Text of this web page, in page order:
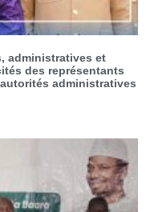
administratives et
des représentants
administratives